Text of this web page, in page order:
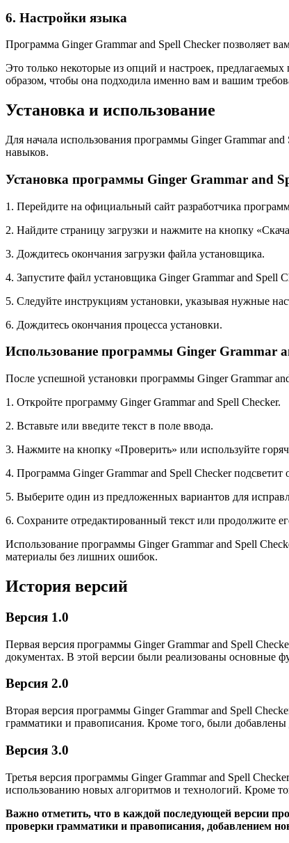
6. Настройки языка
Программа Ginger Grammar and Spell Checker позволяет
Это только некоторые из опций и настроек,
образом, чтобы она подходила именно вам и вашим
Установка и использование
Для начала использования программы Ginger Grammar
навыков.
Установка программы Ginger Grammar and
1. Перейдите на официальный сайт разработчика
2. Найдите страницу загрузки и нажмите на кнопку
3. Дождитесь окончания загрузки файла установщика.
4. Запустите файл установщика Ginger Grammar and Spell
5. Следуйте инструкциям установки, указывая нужные
6. Дождитесь окончания процесса установки.
Использование программы Ginger Grammar
После успешной установки программы Ginger Grammar
1. Откройте программу Ginger Grammar and Spell Checker.
2. Вставьте или введите текст в поле ввода.
3. Нажмите на кнопку «Проверить» или используйте
4. Программа Ginger Grammar and Spell Checker
5. Выберите один из предложенных вариантов для
6. Сохраните отредактированный текст или продолжите
Использование программы Ginger Grammar and Spell
материалы без лишних ошибок.
История версий
Версия 1.0
Первая версия программы Ginger Grammar and Spell
документах. В этой версии были реализованы основные
Версия 2.0
Вторая версия программы Ginger Grammar and Spell
грамматики и правописания. Кроме того, были
Версия 3.0
Третья версия программы Ginger Grammar and Spell
использованию новых алгоритмов и технологий. Кроме
Важно отметить, что в каждой последующей версии
проверки грамматики и правописания, добавлением